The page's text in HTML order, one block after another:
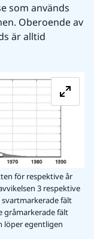
som används
Oberoende av
är alltid
för respektive år
3 respektive
svartmarkerade fält
gråmarkerade fält
löper egentligen